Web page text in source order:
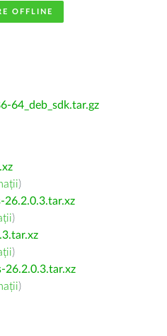
OFFLINE
64_deb_sdk.tar.gz
)
26.2.0.3.tar.xz
)
)
26.2.0.3.tar.xz
)